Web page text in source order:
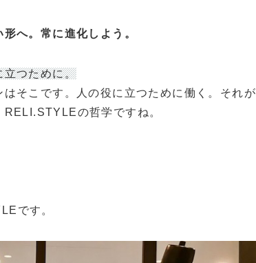
へ。常に進化しよう。
立つために。
そこです。人の役に立つために働く。それが
の哲学ですね。
です。